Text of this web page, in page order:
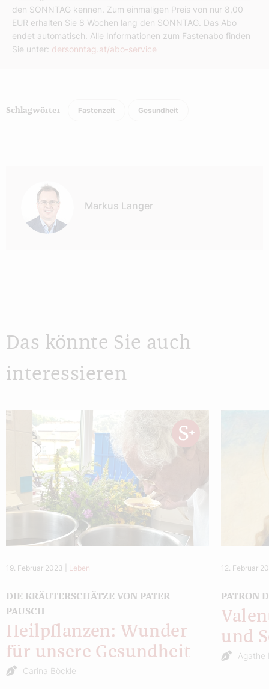
den SONNTAG kennen. Zum einmaligen Preis von nur 8,00
EUR erhalten Sie 8 Wochen lang den SONNTAG. Das Abo
endet automatisch. Alle Informationen zum Fastenabo finden
Sie unter: dersonntag.at/abo-service
Schlagwörter Fastenzeit Gesundheit
Markus Langer
Das könnte Sie auch
interessieren
19. Februar 2023 Leben
DIE KRÄUTERSCHÄTZE VON PATER
PAUSCH
Heilpflanzen: Wunder
für unsere Gesundheit
Carina Böckle
12. Februar
PATRON
und
Agathe